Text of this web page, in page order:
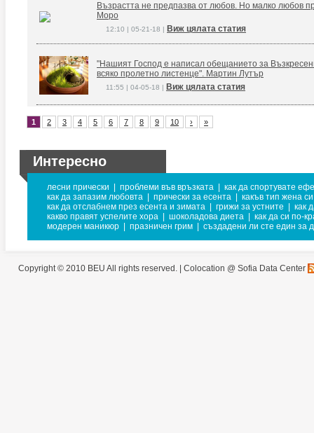
Възрастта не предпазва от любов. Но малко любов
Моро
12:10 | 05-21-18 | Виж цялата статия
"Нашият Господ е написал обещанието за
всяко пролетно листенце". Мартин Лутър
11:55 | 04-05-18 | Виж цялата статия
1 2 3 4 5 6 7 8 9 10 › »
Интересно
лесни прически проблеми във връзката
как да спортувате
как да запазим любовта
прически за есента
какъв тип жена си
как да отслабнем през есента и зимата
грижи за устните
как
какво правят успелите хора
шоколадова диета
как да си по-
модерен маникюр
празничен грим създадени ли сте един за
Copyright © 2010 BEU All rights reserved. | Colocation @ Sofia Data Center